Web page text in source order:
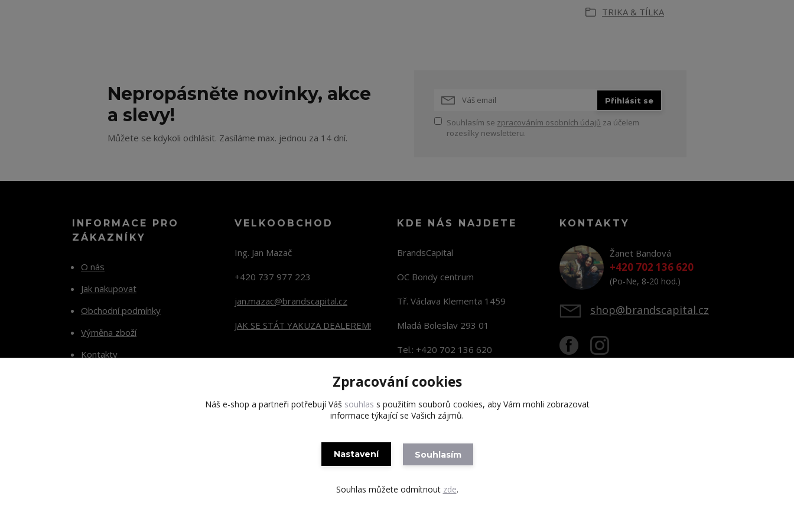
TRIKA & TÍLKA
Nepropásněte novinky, akce
a slevy!
Můžete se kdykoli odhlásit. Zasíláme max. jednou za 14 dní.
Přihlásit se
Souhlasím se zpracováním osobních údajů za účelem
rozesílky newsletteru.
INFORMACE PRO
ZÁKAZNÍKY
O nás
Jak nakupovat
Obchodní podmínky
Výměna zboží
Kontakty
VELKOOBCHOD
Ing. Jan Mazač
+420 737 977 223
jan.mazac@brandscapital.cz
JAK SE STÁT YAKUZA DEALEREM!
KDE NÁS NAJDETE
BrandsCapital
OC Bondy centrum
Tř. Václava Klementa 1459
Mladá Boleslav 293 01
Tel.: +420 702 136 620
KONTAKTY NA PRODEJNY
KONTAKTY
Žanet Bandová
+420 702 136 620
(Po-Ne, 8-20 hod.)
shop@brandscapital.cz
Copyright 2020 BrandsCapital s.r.o.
Zpracování cookies
Náš e-shop a partneři potřebují Váš souhlas s použitím souborů cookies, aby Vám mohli zobrazovat
informace týkající se Vašich zájmů.
Nastavení Souhlasím
Souhlas můžete odmítnout zde.